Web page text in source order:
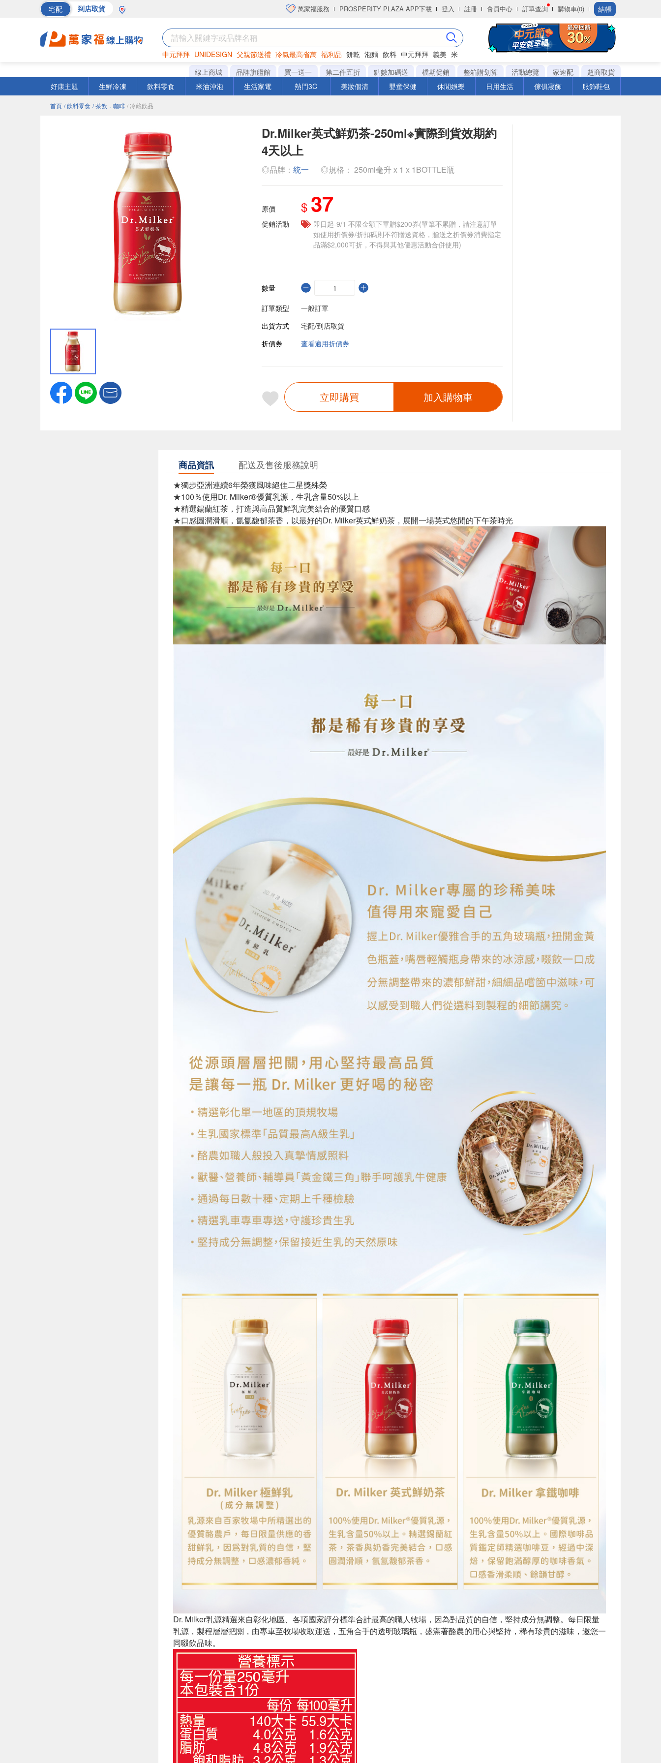
宅配 到店取貨 萬家福服務 PROSPERITY PLAZA APP下載 登入 註冊 會員中心 訂單查詢 購物車(0) 結帳
中元拜拜 UNIDESIGN 父親節送禮 冷氣最高省萬 福利品 餅乾 泡麵 飲料 中元拜拜 義美 米
巧克力 罐頭 衛生紙
線上商城 品牌旗艦館 買一送一 第二件五折 點數加碼送 檔期促銷 整箱購划算 活動總覽 家速配
超商取貨
好康主題
生鮮冷凍 飲料零食 米油沖泡 生活家電 熱門3C 美妝個清 嬰童保健 休閒娛樂 日用生活 傢俱寢飾 服飾鞋包
首頁 / 飲料零食 / 茶飲．咖啡 / 冷藏飲品
Dr.Milker英式鮮奶茶-250ml※實際到貨效期約
4天以上
◎品牌： 統一 ◎規格： 250ml毫升 x 1 x 1BOTTLE瓶
原價 $ 37
促銷活動
即日起-9/1 不限金額下單贈$200券(單筆不累贈，請注意訂單
如使用折價券/折扣碼則不符贈送資格，贈送之折價券消費指定
品滿$2,000可折，不得與其他優惠活動合併使用)
數量
訂單類型
一般訂單
出貨方式
宅配/到店取貨
折價券
查看適用折價券
立即購買 加入購物車
商品資訊 配送及售後服務說明
★獨步亞洲連續6年榮獲風味絕佳二星獎殊榮
★100％使用Dr. Milker®優質乳源，生乳含量50%以上
★精選錫蘭紅茶，打造與高品質鮮乳完美結合的優質口感
★口感圓潤滑順，氤氳馥郁茶香，以最好的Dr. Milker英式鮮奶茶，展開一場英式悠閒的下午茶時光
Dr. Milker乳源精選來自彰化地區、各項國家評分標準合計最高的職人牧場，因為對品質的自信，堅持成分無調整。每日限量
乳源，製程層層把關，由專車至牧場收取運送，五角合手的透明玻璃瓶，盛滿著酪農的用心與堅持，稀有珍貴的滋味，邀您一
同啜飲品味。